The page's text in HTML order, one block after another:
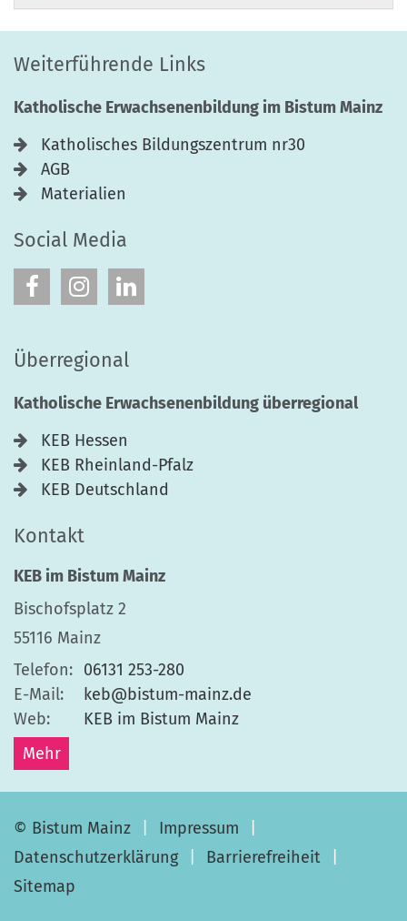
Weiterführende Links
Katholische Erwachsenenbildung im Bistum Mainz
Katholisches Bildungszentrum nr30
AGB
Materialien
Social Media
Überregional
Katholische Erwachsenenbildung überregional
KEB Hessen
KEB Rheinland-Pfalz
KEB Deutschland
Kontakt
KEB im Bistum Mainz
Bischofsplatz 2
55116 Mainz
Telefon: 06131 253-280
E-Mail:
keb@bistum-mainz.de
Web:
KEB im Bistum Mainz
Mehr
© Bistum Mainz
Impressum
Datenschutzerklärung
Barrierefreiheit
Sitemap